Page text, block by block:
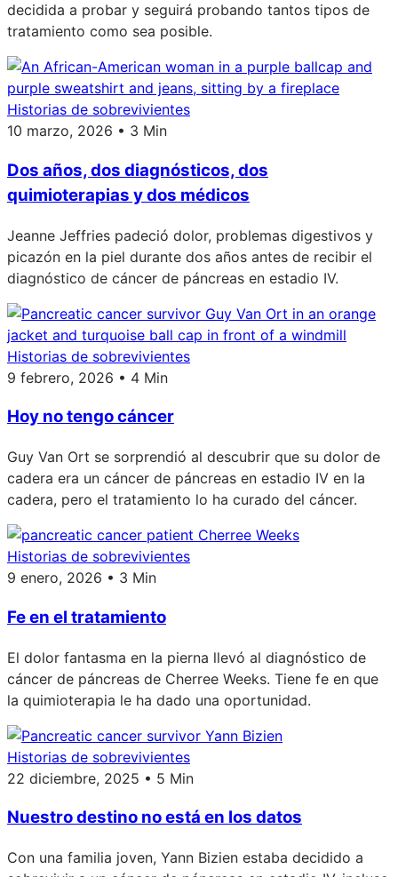
decidida a probar y seguirá probando tantos tipos de
tratamiento como sea posible.
Historias de sobrevivientes
10 marzo, 2026 • 3 Min
Dos años, dos diagnósticos, dos
quimioterapias y dos médicos
Jeanne Jeffries padeció dolor, problemas digestivos y
picazón en la piel durante dos años antes de recibir el
diagnóstico de cáncer de páncreas en estadio IV.
Historias de sobrevivientes
9 febrero, 2026 • 4 Min
Hoy no tengo cáncer
Guy Van Ort se sorprendió al descubrir que su dolor de
cadera era un cáncer de páncreas en estadio IV en la
cadera, pero el tratamiento lo ha curado del cáncer.
Historias de sobrevivientes
9 enero, 2026 • 3 Min
Fe en el tratamiento
El dolor fantasma en la pierna llevó al diagnóstico de
cáncer de páncreas de Cherree Weeks. Tiene fe en que
la quimioterapia le ha dado una oportunidad.
Historias de sobrevivientes
22 diciembre, 2025 • 5 Min
Nuestro destino no está en los datos
Con una familia joven, Yann Bizien estaba decidido a